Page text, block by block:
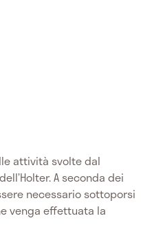
attività svolte dal
A seconda dei
necessario sottoporsi
venga effettuata la